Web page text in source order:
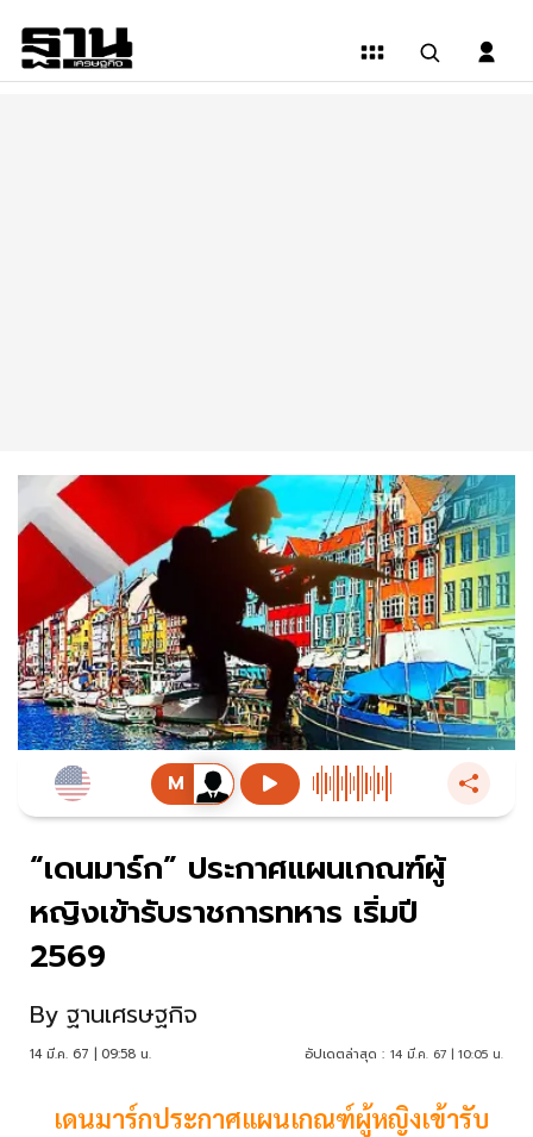
“เดนมาร์ก” ประกาศแผนเกณฑ์ผู้
หญิงเข้ารับราชการทหาร เริ่มปี
2569
By ฐานเศรษฐกิจ
14 มี.ค. 67 | 09:58 น. อัปเดตล่าสุด : 14 มี.ค. 67 | 10:05 น.
เดนมาร์กประกาศแผนเกณฑ์ผู้หญิงเข้ารับ